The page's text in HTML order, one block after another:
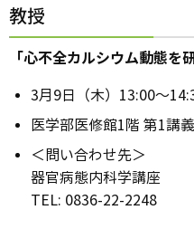
教授
「心不全カルシウム動態を
3月9日（木）13:00～
医学部医修館1階 第1講
＜問い合わせ先＞
器官病態内科学講座
TEL: 0836-22-2248